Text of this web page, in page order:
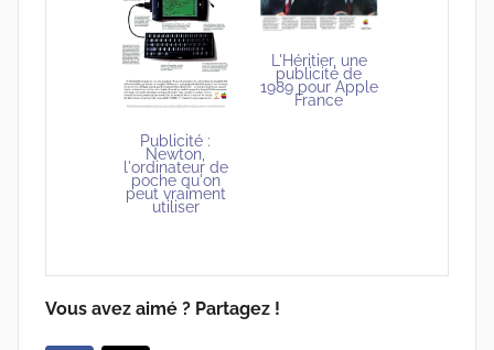
Publicité :
Newton,
l'ordinateur de
poche qu'on
peut vraiment
utiliser
L'Héritier, une
publicité de
1989 pour Apple
France
Vous avez aimé ? Partagez !